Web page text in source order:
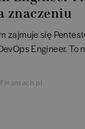
znaczeniu
zajmuje się
Engineer.